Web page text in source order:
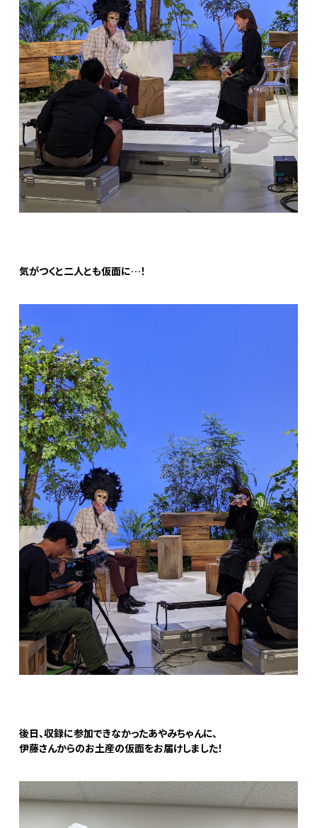
気がつくと二人とも仮面に…！
後日、収録に参加できなかったあやみちゃんに、
伊藤さんからのお土産の仮面をお届けしました！